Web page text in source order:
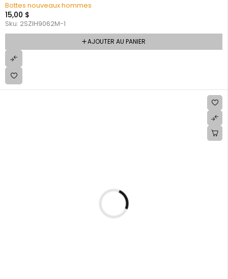
Bottes nouveaux hommes
15,00 $
Sku: 2SZIH9062M-1
AJOUTER AU PANIER